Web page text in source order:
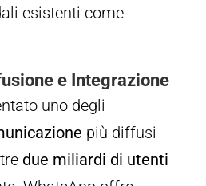
esistenti come
e Integrazione
uno degli
più diffusi
due miliardi di utenti